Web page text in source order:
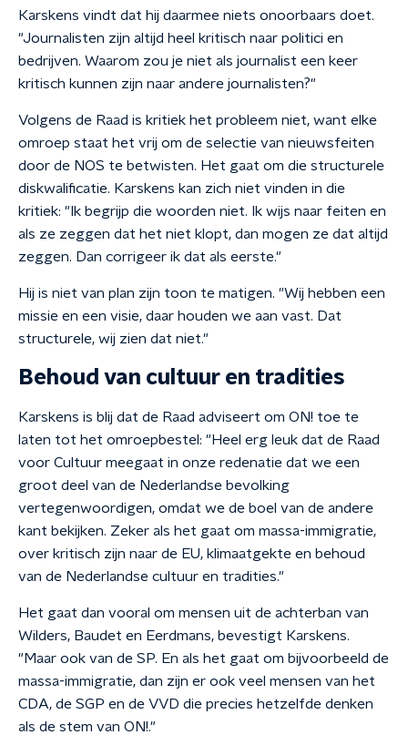
Karskens vindt dat hij daarmee niets onoorbaars doet.
"Journalisten zijn altijd heel kritisch naar politici en
bedrijven. Waarom zou je niet als journalist een keer
kritisch kunnen zijn naar andere journalisten?"
Volgens de Raad is kritiek het probleem niet, want elke
omroep staat het vrij om de selectie van nieuwsfeiten
door de NOS te betwisten. Het gaat om die structurele
diskwalificatie. Karskens kan zich niet vinden in die
kritiek: "Ik begrijp die woorden niet. Ik wijs naar feiten en
als ze zeggen dat het niet klopt, dan mogen ze dat altijd
zeggen. Dan corrigeer ik dat als eerste."
Hij is niet van plan zijn toon te matigen. "Wij hebben een
missie en een visie, daar houden we aan vast. Dat
structurele, wij zien dat niet."
Behoud van cultuur en tradities
Karskens is blij dat de Raad adviseert om ON! toe te
laten tot het omroepbestel: "Heel erg leuk dat de Raad
voor Cultuur meegaat in onze redenatie dat we een
groot deel van de Nederlandse bevolking
vertegenwoordigen, omdat we de boel van de andere
kant bekijken. Zeker als het gaat om massa-immigratie,
over kritisch zijn naar de EU, klimaatgekte en behoud
van de Nederlandse cultuur en tradities."
Het gaat dan vooral om mensen uit de achterban van
Wilders, Baudet en Eerdmans, bevestigt Karskens.
"Maar ook van de SP. En als het gaat om bijvoorbeeld de
massa-immigratie, dan zijn er ook veel mensen van het
CDA, de SGP en de VVD die precies hetzelfde denken
als de stem van ON!."